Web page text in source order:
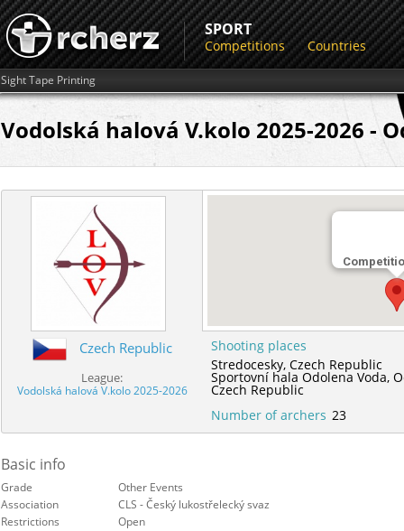
SPORT
Competitions Countries
Sight Tape Printing
Vodolská halová V.kolo 2025-2026 -
Czech Republic
League:
Vodolská halová V.kolo 2025-2026
Shooting places
Stredocesky,Czech Republic
Sportovní hala Odolena Voda,
Czech Republic
Number of archers 23
Basic info
Grade
Other Events
Association
CLS - Český lukostřelecký svaz
Restrictions
Open